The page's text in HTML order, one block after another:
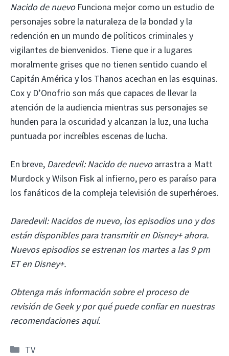
Nacido de nuevoFunciona mejor como un estudio de
personajes sobre la naturaleza de la bondad y la
redención en un mundo de políticos criminales y
vigilantes de bienvenidos. Tiene que ir a lugares
moralmente grises que no tienen sentido cuando el
Capitán América y los Thanos acechan en las esquinas.
Cox y D’Onofrio son más que capaces de llevar la
atención de la audiencia mientras sus personajes se
hunden para la oscuridad y alcanzan la luz, una lucha
puntuada por increíbles escenas de lucha.
En breve, Daredevil: Nacido de nuevoarrastra a Matt
Murdock y Wilson Fisk al infierno, pero es paraíso para
los fanáticos de la compleja televisión de superhéroes.
Daredevil: Nacidos de nuevo, los episodios uno y dos
están disponibles para transmitir en Disney+ ahora.
Nuevos episodios se estrenan los martes a las 9 pm
ET en Disney+.
Obtenga más información sobre el proceso de
revisión de Geek y por qué puede confiar en nuestras
recomendaciones aquí.
Categorías
TV